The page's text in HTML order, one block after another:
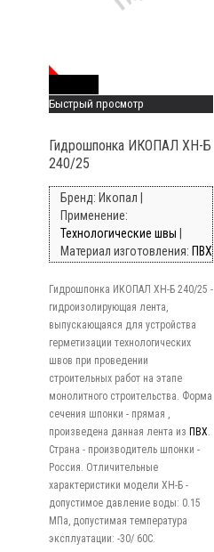
Быстрый просмотр
Гидрошпонка ИКОПАЛ ХН-Б
240/25
Бренд: Икопал |
Применение:
Технологические швы
Материал изготовления: ПВХ
Гидрошпонка ИКОПАЛ ХН-Б 240/25 -
гидроизолирующая лента,
выпускающаяся для устройства
герметизации технологических
швов при проведении
строительных работ на этапе
монолитного строительства. Форма
сечения шпонки - прямая ,
произведена данная лента из ПВХ
Страна - производитель шпонки -
Россия. Отличительные
характеристики модели ХН-Б -
допустимое давление воды: 0.15
МПа, допустимая температура
эксплуатации: -30/ 60C.